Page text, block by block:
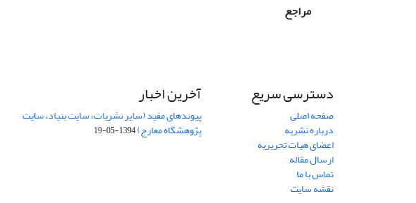
مراجع
دسترسی سریع
صفحه اصلی
درباره نشریه
اعضای هیات تحریریه
ارسال مقاله
تماس با ما
نقشه سایت
آخرین اخبار
پیوندهای مفید (سایر نشریات، سایت بنیاد، سایت
پژوهشگاه معارج)1394-05-19